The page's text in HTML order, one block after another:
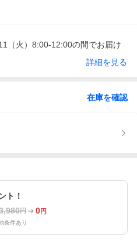
（火）8:00-12:00の間でお届け
詳細を見る
在庫を確認
ト！
円 0円
条件あり